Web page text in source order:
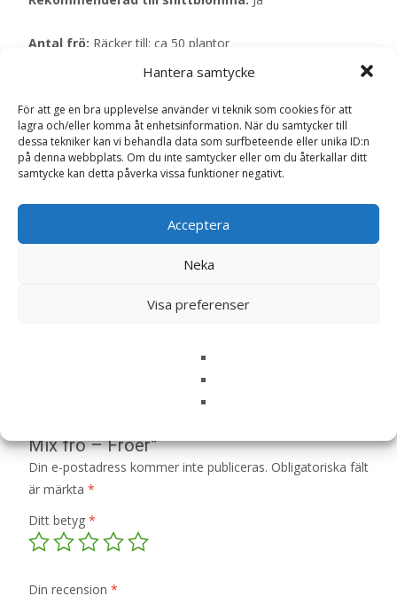
Hantera samtycke
För att ge en bra upplevelse använder vi teknik som cookies för att
lagra och/eller komma åt enhetsinformation. När du samtycker till
dessa tekniker kan vi behandla data som surfbeteende eller unika ID:n
på denna webbplats. Om du inte samtycker eller om du återkallar ditt
samtycke kan detta påverka vissa funktioner negativt.
Acceptera
Neka
Visa preferenser
Antal frö: Räcker till: ca 50 plantor
Läs mera & köp
Mix frö – Fröer”
Din e-postadress kommer inte publiceras. Obligatoriska fält
är märkta *
Ditt betyg *
Din recension *